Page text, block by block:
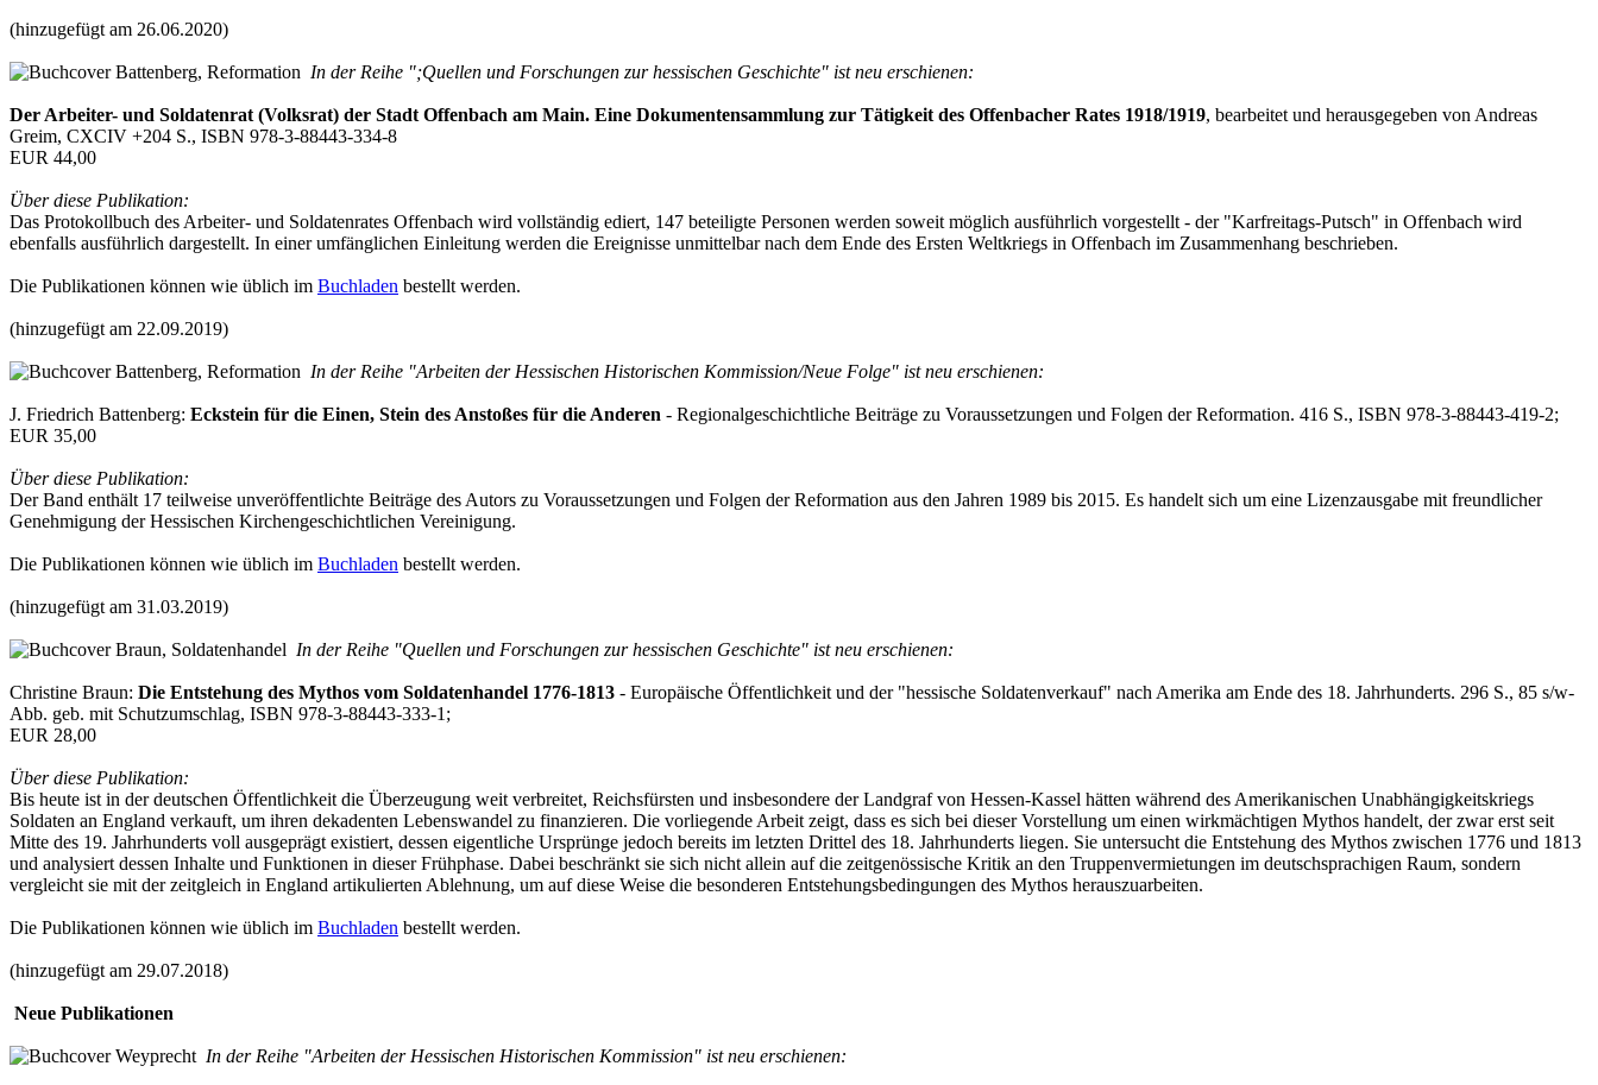
(hinzugefügt am 26.06.2020)
In der Reihe ";Quellen und Forschungen zur hessischen Geschichte" ist neu erschienen:
Der Arbeiter- und Soldatenrat (Volksrat) der Stadt Offenbach am Main. Eine Dokumentensammlung zur Tätigkeit des Offenbacher Rates 1918/1919, bearbeitet und herausgegeben von Andreas
Greim, CXCIV +204 S., ISBN 978-3-88443-334-8
EUR 44,00
Über diese Publikation:
Das Protokollbuch des Arbeiter- und Soldatenrates Offenbach wird vollständig ediert, 147 beteiligte Personen werden soweit möglich ausführlich vorgestellt - der "Karfreitags-Putsch" in Offenbach wird
ebenfalls ausführlich dargestellt. In einer umfänglichen Einleitung werden die Ereignisse unmittelbar nach dem Ende des Ersten Weltkriegs in Offenbach im Zusammenhang beschrieben.
Die Publikationen können wie üblich im Buchladen bestellt werden.
(hinzugefügt am 22.09.2019)
In der Reihe "Arbeiten der Hessischen Historischen Kommission/Neue Folge" ist neu erschienen:
J. Friedrich Battenberg: Eckstein für die Einen, Stein des Anstoßes für die Anderen - Regionalgeschichtliche Beiträge zu Voraussetzungen und Folgen der Reformation. 416 S., ISBN 978-3-88443-419-2;
EUR 35,00
Über diese Publikation:
Der Band enthält 17 teilweise unveröffentlichte Beiträge des Autors zu Voraussetzungen und Folgen der Reformation aus den Jahren 1989 bis 2015. Es handelt sich um eine Lizenzausgabe mit freundlicher
Genehmigung der Hessischen Kirchengeschichtlichen Vereinigung.
Die Publikationen können wie üblich im Buchladen bestellt werden.
(hinzugefügt am 31.03.2019)
In der Reihe "Quellen und Forschungen zur hessischen Geschichte" ist neu erschienen:
Christine Braun: Die Entstehung des Mythos vom Soldatenhandel 1776-1813 - Europäische Öffentlichkeit und der "hessische Soldatenverkauf" nach Amerika am Ende des 18. Jahrhunderts. 296 S., 85 s/w-
Abb. geb. mit Schutzumschlag, ISBN 978-3-88443-333-1;
EUR 28,00
Über diese Publikation:
Bis heute ist in der deutschen Öffentlichkeit die Überzeugung weit verbreitet, Reichsfürsten und insbesondere der Landgraf von Hessen-Kassel hätten während des Amerikanischen Unabhängigkeitskriegs
Soldaten an England verkauft, um ihren dekadenten Lebenswandel zu finanzieren. Die vorliegende Arbeit zeigt, dass es sich bei dieser Vorstellung um einen wirkmächtigen Mythos handelt, der zwar erst seit
Mitte des 19. Jahrhunderts voll ausgeprägt existiert, dessen eigentliche Ursprünge jedoch bereits im letzten Drittel des 18. Jahrhunderts liegen. Sie untersucht die Entstehung des Mythos zwischen 1776 und 1813
und analysiert dessen Inhalte und Funktionen in dieser Frühphase. Dabei beschränkt sie sich nicht allein auf die zeitgenössische Kritik an den Truppenvermietungen im deutschsprachigen Raum, sondern
vergleicht sie mit der zeitgleich in England artikulierten Ablehnung, um auf diese Weise die besonderen Entstehungsbedingungen des Mythos herauszuarbeiten.
Die Publikationen können wie üblich im Buchladen bestellt werden.
(hinzugefügt am 29.07.2018)
Neue Publikationen
In der Reihe "Arbeiten der Hessischen Historischen Kommission" ist neu erschienen: